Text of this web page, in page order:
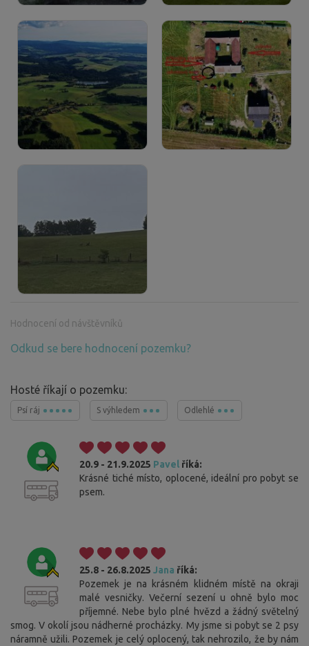
Hodnocení od návštěvníků
Odkud se bere hodnocení pozemku?
Hosté říkají o pozemku:
Psí ráj S výhledem Odlehlé
20.9 - 21.9.2025 Pavel říká:
Krásné tiché místo, oplocené, ideální pro pobyt se
psem.
25.8 - 26.8.2025 Jana říká:
Pozemek je na krásném klidném místě na okraji
malé vesničky. Večerní sezení u ohně bylo moc
příjemné. Nebe bylo plné hvězd a žádný světelný
smog. V okolí jsou nádherné procházky. My jsme si pobyt se 2 psy
náramně užili. Pozemek je celý oplocený, tak nehrozilo, že by nám